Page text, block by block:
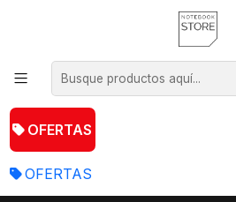
OFERTAS
OFERTAS